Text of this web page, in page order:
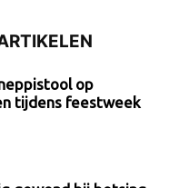
op
tijdens feestweek